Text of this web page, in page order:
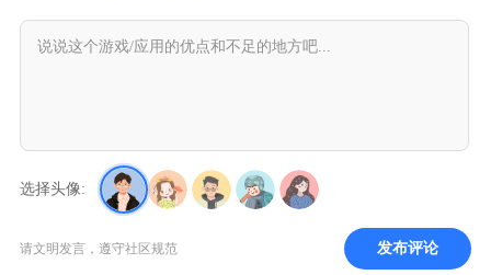
选择头像:
请文明发言，遵守社区规范 发布评论